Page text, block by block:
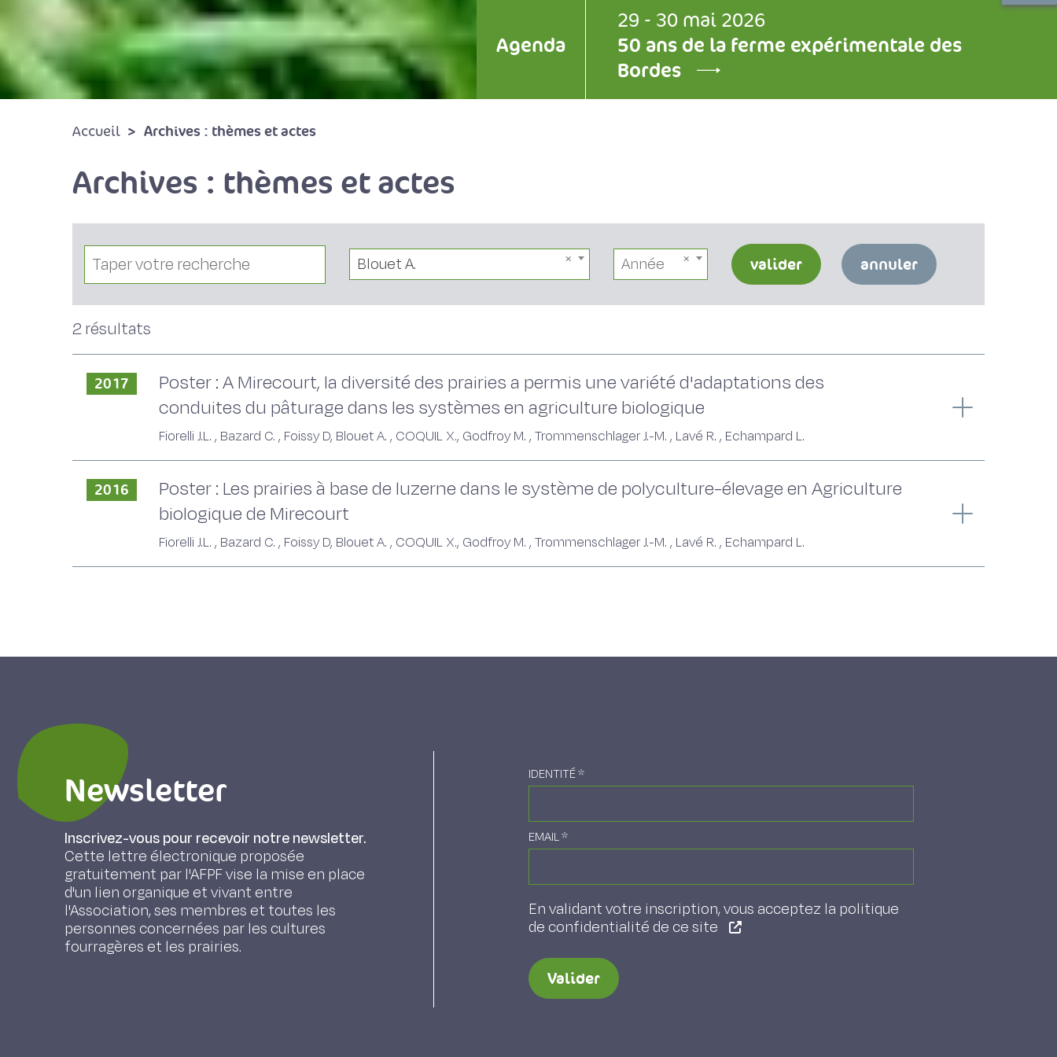
Agenda
29 - 30 mai 2026
50 ans de la ferme expérimentale des
Bordes
Accueil Archives : thèmes et actes
Archives : thèmes et actes
Blouet A. Année valider annuler
2 résultats
2017
Poster : A Mirecourt, la diversité des prairies a permis une variété d'adaptations des
conduites du pâturage dans les systèmes en agriculture biologique
Fiorelli J.L. , Bazard C. , Foissy D, Blouet A. , COQUIL X., Godfroy M. , Trommenschlager J.-M. , Lavé R. , Echampard L.
2016
Poster : Les prairies à base de luzerne dans le système de polyculture-élevage en Agriculture
biologique de Mirecourt
Fiorelli J.L. , Bazard C. , Foissy D, Blouet A. , COQUIL X., Godfroy M. , Trommenschlager J.-M. , Lavé R. , Echampard L.
Newsletter
Inscrivez-vous pour recevoir notre newsletter.
Cette lettre électronique proposée
gratuitement par l'AFPF vise la mise en place
d'un lien organique et vivant entre
l'Association, ses membres et toutes les
personnes concernées par les cultures
fourragères et les prairies.
IDENTITÉ*
EMAIL*
En validant votre inscription, vous acceptez la politique
de confidentialité de ce site
Valider